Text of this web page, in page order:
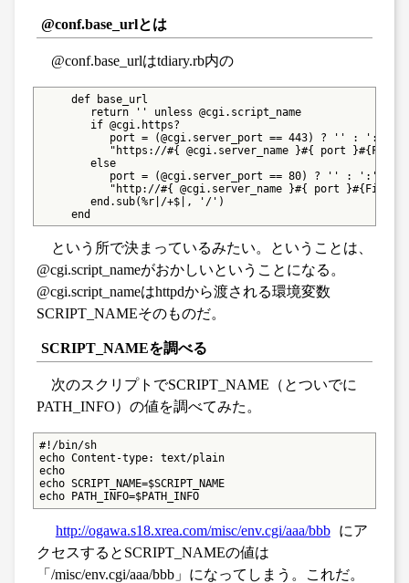
@conf.base_urlとは
@conf.base_urlはtdiary.rb内の
     def base_url
        return '' unless @cgi.script_name
        if @cgi.https?
port = (@cgi.server_port == 443) ? '' : ':' +
"https://#{ @cgi.server_name }#{ port
        else
port = (@cgi.server_port == 80) ? '' : ':' +
"http://#{ @cgi.server_name }#{ port
        end.sub(%r|/+$|, '/')
     end
という所で決まっているみたい。ということは、
@cgi.script_nameがおかしいということになる。
@cgi.script_nameはhttpdから渡される環境変数
SCRIPT_NAMEそのものだ。
SCRIPT_NAMEを調べる
次のスクリプトでSCRIPT_NAME（とついでに
PATH_INFO）の値を調べてみた。
#!/bin/sh
echo Content-type: text/plain
echo
echo SCRIPT_NAME=$SCRIPT_NAME
echo PATH_INFO=$PATH_INFO
http://ogawa.s18.xrea.com/misc/env.cgi/aaa/bbb
にア
クセスするとSCRIPT_NAMEの値は
「/misc/env.cgi/aaa/bbb」になってしまう。これだ。